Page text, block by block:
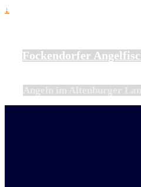
↓
Fockendorfer